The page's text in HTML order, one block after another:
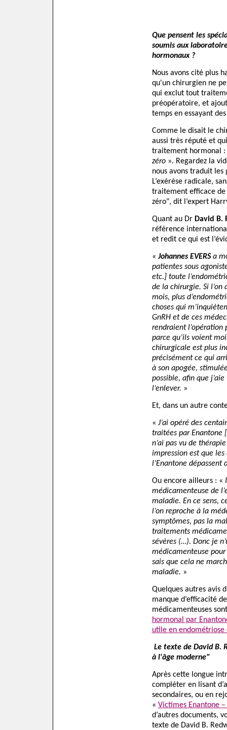
Que pensent les
soumis aux
hormonaux ?
Nous avons cité plus
qu'un chirurgien ne
qui exclut tout
préopératoire, et
temps en essayant
Comme le disait le
aussi très réputé et
traitement hormonal
zéro ». Regardez la
nous avons traduit
L’exérèse radicale,
traitement efficace de
zéro", dit l’expert
Quant au Dr David B.
référence
et redit ce qui est
«Johannes EVERSa
patientes sous
etc.] toute
de la chirurgie. Si l’on
mois, plus
choses qui
GnRH et de ces
rendraient l’opération
parce qu’ils voient
chirurgicale est plus
précisément ce qui
à son apogée,
possible, afin que
l’enlever. »
Et, dans un autre
« J’ai opéré des
traitées par Enantone
n’ai pas vu de
impression est que
l’Enantone
Ou encore ailleurs : «
médicamenteuse de
maladie. En ce sens,
l’on reproche à la
symptômes, pas la
traitements
sévères (…). Donc je
médicamenteuse
sais que cela ne
maladie. »
Quelques autres avis
manque d’efficacité
médicamenteuses
hormonal par
utile en endométriose
Le texte de David B.
à l'âge moderne"
Après cette longue
compléter en lisant
secondaires, ou en
« Victimes Enantone –
d’autres documents,
texte de David B.